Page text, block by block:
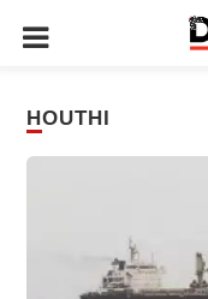
HOUTHI